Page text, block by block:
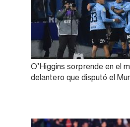
O’Higgins sorprende en el
delantero que disputó el